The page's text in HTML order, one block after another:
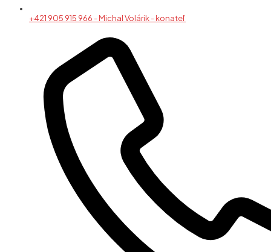
+421 905 915 966 - Michal Volárik - konateľ